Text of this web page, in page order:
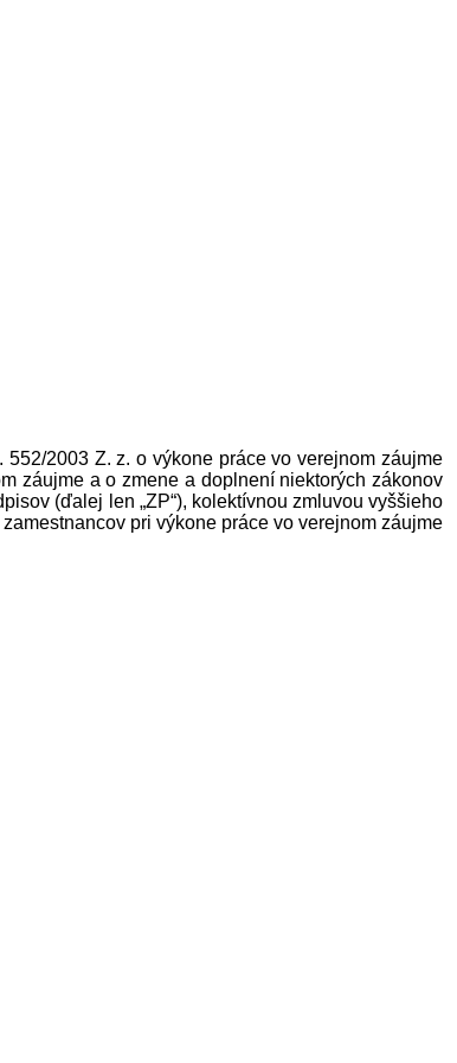
2003 Z. z. o výkone práce vo verejnom záujme
záujme a o zmene a doplnení niektorých zákonov
(ďalej len „ZP“), kolektívnou zmluvou vyššieho
pri výkone práce vo verejnom záujme